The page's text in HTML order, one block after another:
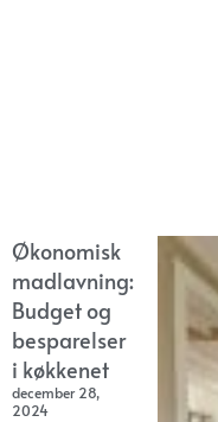
Økonomisk
madlavning:
Budget og
besparelser
i køkkenet
december 28,
2024